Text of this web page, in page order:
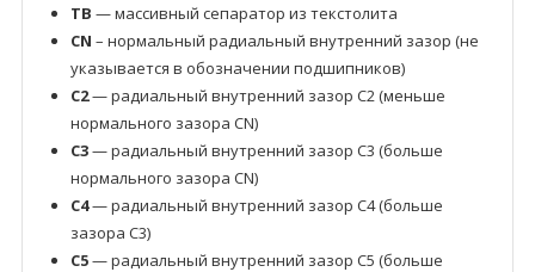
TB — массивный сепаратор из текстолита
CN – нормальный радиальный внутренний зазор (не
указывается в обозначении подшипников)
C2— радиальный внутренний зазор C2 (меньше
нормального зазора CN)
C3— радиальный внутренний зазор C3 (больше
нормального зазора CN)
C4— радиальный внутренний зазор C4 (больше
зазора C3)
C5— радиальный внутренний зазор C5 (больше